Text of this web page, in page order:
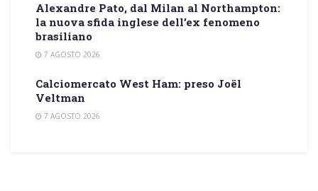
Alexandre Pato, dal Milan al Northampton:
la nuova sfida inglese dell’ex fenomeno
brasiliano
7 AGOSTO 2026
Calciomercato West Ham: preso Joël
Veltman
7 AGOSTO 2026